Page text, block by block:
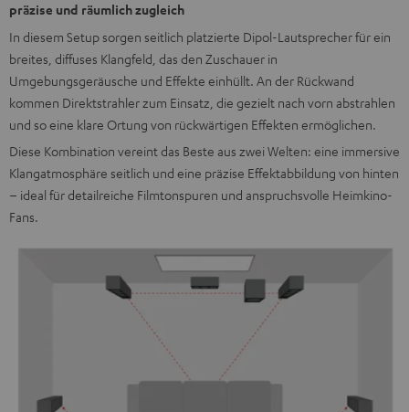
präzise und räumlich zugleich
In diesem Setup sorgen seitlich platzierte Dipol-Lautsprecher für ein
breites, diffuses Klangfeld, das den Zuschauer in
Umgebungsgeräusche und Effekte einhüllt. An der Rückwand
kommen Direktstrahler zum Einsatz, die gezielt nach vorn abstrahlen
und so eine klare Ortung von rückwärtigen Effekten ermöglichen.
Diese Kombination vereint das Beste aus zwei Welten: eine immersive
Klangatmosphäre seitlich und eine präzise Effektabbildung von hinten
– ideal für detailreiche Filmtonspuren und anspruchsvolle Heimkino-
Fans.